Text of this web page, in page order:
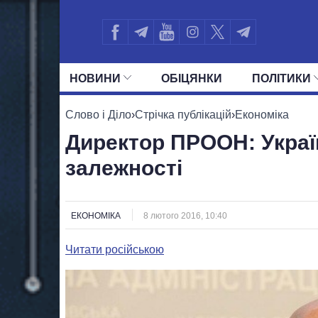
НОВИНИ ОБIЦЯНКИ ПОЛIТИКИ
УСІ ПОЛІТИКИ ПРЕЗИДЕНТ І ОФІС
Слово і Діло›Стрічка публікацій›Економіка
Директор ПРООН:
залежності
ЕКОНОМІКА 8 лютого 2016, 10:40
Читати російською